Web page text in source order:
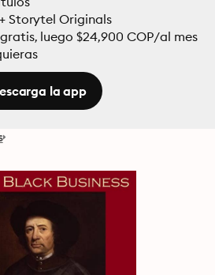
Storytel Originals
luego $24,900 COP/al mes
la app